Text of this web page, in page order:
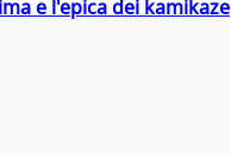
e l'epica dei kamikaze